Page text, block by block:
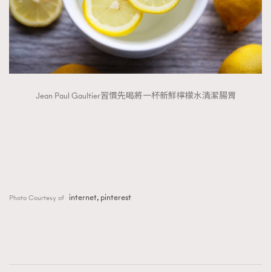
Jean Paul Gaultier習慣先喝將一杯新鮮檸檬水清潔腸胃
Photo Courtesy of internet, pinterest